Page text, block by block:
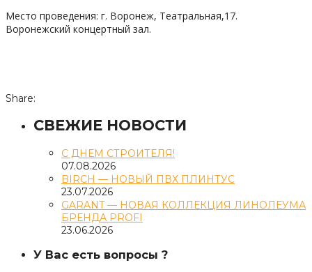
Место проведения: г. Воронеж, Театральная,17.
Воронежский концертный зал.
Share:
СВЕЖИЕ НОВОСТИ
С ДНЕМ СТРОИТЕЛЯ!
07.08.2026
BIRCH — НОВЫЙ ПВХ ПЛИНТУС
23.07.2026
GARANT — НОВАЯ КОЛЛЕКЦИЯ ЛИНОЛЕУМА
БРЕНДА PROFI
23.06.2026
У Вас есть вопросы ?